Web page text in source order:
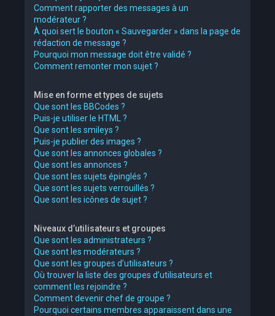
Comment rapporter des messages à un
modérateur ?
À quoi sert le bouton « Sauvegarder » dans la page de
rédaction de message ?
Pourquoi mon message doit être validé ?
Comment remonter mon sujet ?
Mise en forme et types de sujets
Que sont les BBCodes ?
Puis-je utiliser le HTML ?
Que sont les smileys ?
Puis-je publier des images ?
Que sont les annonces globales ?
Que sont les annonces ?
Que sont les sujets épinglés ?
Que sont les sujets verrouillés ?
Que sont les icônes de sujet ?
Niveaux d’utilisateurs et groupes
Que sont les administrateurs ?
Que sont les modérateurs ?
Que sont les groupes d’utilisateurs ?
Où trouver la liste des groupes d’utilisateurs et
comment les rejoindre ?
Comment devenir chef de groupe ?
Pourquoi certains membres apparaissent dans une